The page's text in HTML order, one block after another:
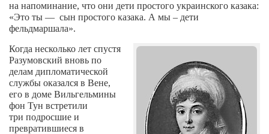
Интервью
Афиша Киев
Афиша Сумы
О нас
на напоминание, что они дети простого украинского казака:
«Это ты — сын простого казака. А мы – дети
фельдмаршала».
Когда несколько лет спустя
Разумовский вновь по
делам дипломатической
службы оказался в Вене,
его в доме Вильгельмины
фон Тун встретили
три подросшие и
превратившиеся в